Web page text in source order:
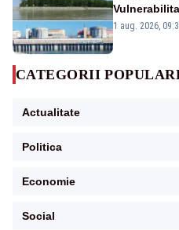
în pericol
1 aug. 2026,
CATEGORII
Actualitate
Politica
Economie
Social